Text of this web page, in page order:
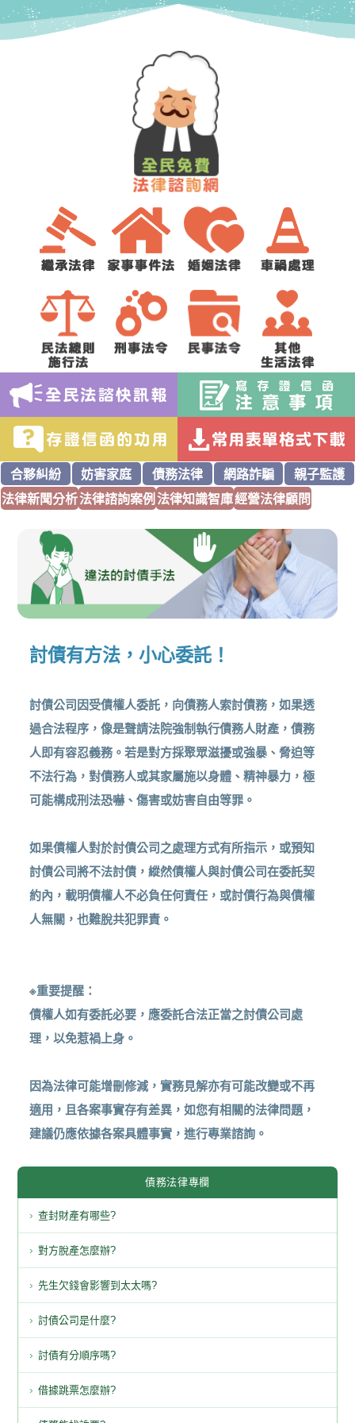
合夥糾紛 妨害家庭 債務法律 網路詐騙
親子監護
法律新聞分析法律諮詢案例法律知識智庫經營法律顧問
討債有方法，小心委託！
討債公司因受債權人委託，向債務人索討債務，如果透
過合法程序，像是聲請法院強制執行債務人財產，債務
人即有容忍義務。若是對方採聚眾滋擾或強暴、脅迫等
不法行為，對債務人或其家屬施以身體、精神暴力，極
可能構成刑法恐嚇、傷害或妨害自由等罪。
如果債權人對於討債公司之處理方式有所指示，或預知
討債公司將不法討債，縱然債權人與討債公司在委託契
約內，載明債權人不必負任何責任，或討債行為與債權
人無關，也難脫共犯罪責。
※重要提醒：
債權人如有委託必要，應委託合法正當之討債公司處
理，以免惹禍上身。
因為法律可能增刪修減，實務見解亦有可能改變或不再
適用，且各案事實存有差異，如您有相關的法律問題，
建議仍應依據各案具體事實，進行專業諮詢。
債務法律專欄
查封財產有哪些?
對方脫產怎麼辦?
先生欠錢會影響到太太嗎?
討債公司是什麼?
討債有分順序嗎?
借據跳票怎麼辦?